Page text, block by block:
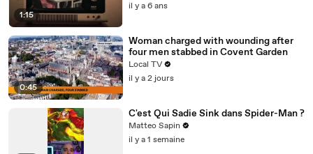
1:15
il y a 6 ans
0:45
Woman charged with wounding after
four men stabbed in Covent Garden
Local TV
il y a 2 jours
C'est Qui Sadie Sink dans Spider-Man ?
Matteo Sapin
il y a 1 semaine